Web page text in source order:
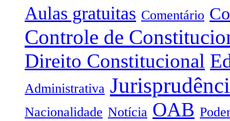
Aulas gratuitas Comentário
Controle de
Direito Constitucional
Administrativa
Nacionalidade Notícia OAB